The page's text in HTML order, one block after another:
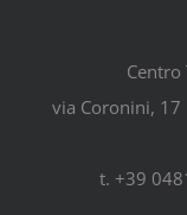
Centro
via Coronini,
t. +39